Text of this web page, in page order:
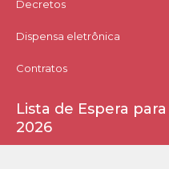
Decretos
Dispensa eletrônica
Contratos
Lista de Espera
2026